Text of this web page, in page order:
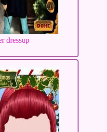
dressup